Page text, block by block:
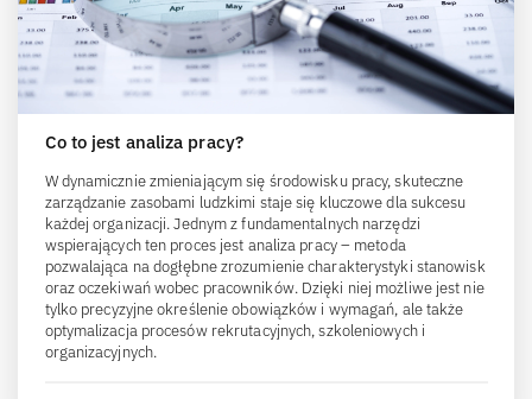
Co to jest analiza pracy?
W dynamicznie zmieniającym się środowisku pracy, skuteczne
zarządzanie zasobami ludzkimi staje się kluczowe dla sukcesu
każdej organizacji. Jednym z fundamentalnych narzędzi
wspierających ten proces jest analiza pracy – metoda
pozwalająca na dogłębne zrozumienie charakterystyki stanowisk
oraz oczekiwań wobec pracowników. Dzięki niej możliwe jest nie
tylko precyzyjne określenie obowiązków i wymagań, ale także
optymalizacja procesów rekrutacyjnych, szkoleniowych i
organizacyjnych.